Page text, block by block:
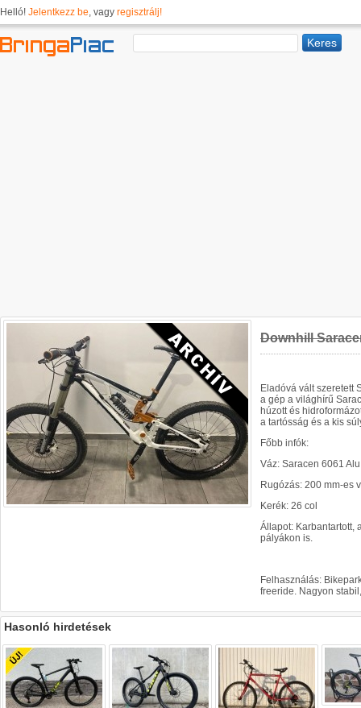
Helló! Jelentkezz be, vagy regisztrálj!
Downhill
Eladóvá vált szeretett
a gép a világhírű
húzott és
a tartósság és a kis
Főbb infók:
Váz: Saracen 6061
Rugózás: 200 mm-es
Kerék: 26 col
Állapot: Karbantartott,
pályákon is.
Felhasználás:
freeride. Nagyon
Hasonló hirdetések